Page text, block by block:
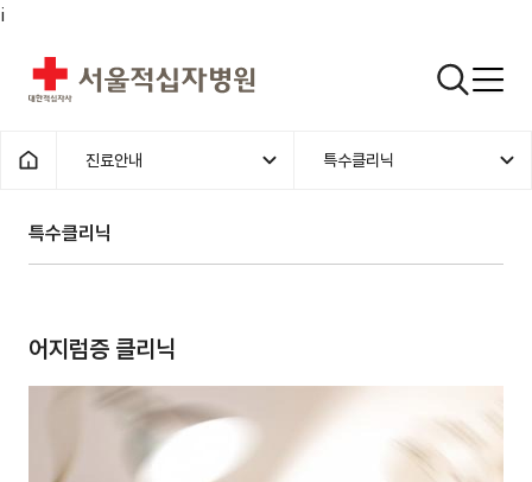
i
서울적십자병원 검색열기
홈으로 1차메뉴
진료안내 2차메뉴
특수클리닉
특수클리닉 | 진료안내 |
특수클리닉
어지럼증 클리닉